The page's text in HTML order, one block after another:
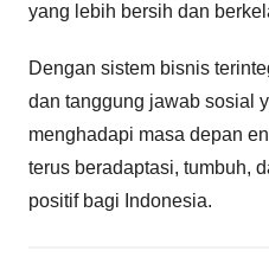
yang lebih bersih dan
Dengan sistem bisnis
dan tanggung jawab sosial
menghadapi masa depan
terus beradaptasi, tumbuh,
positif bagi Indonesia.